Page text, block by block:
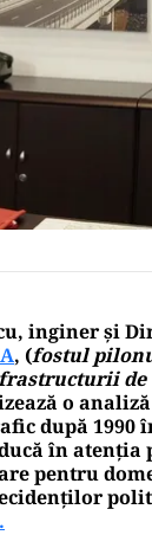
inginer și
, (fostul
o
după 1990
în atenția
pentru